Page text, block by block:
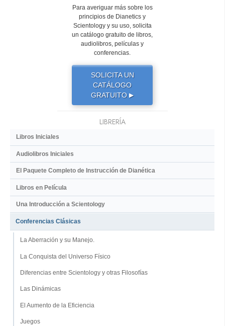
Para averiguar más sobre los
principios de Dianetics y
Scientology y su uso, solicita
un catálogo gratuito de libros,
audiolibros, películas y
conferencias.
SOLICITA UN
CATÁLOGO
GRATUITO ▶
LIBRERÍA
Libros Iniciales
Audiolibros Iniciales
El Paquete Completo de Instrucción de Dianética
Libros en Película
Una Introducción a Scientology
Conferencias Clásicas
La Aberración y su Manejo.
La Conquista del Universo Físico
Diferencias entre Scientology y otras Filosofías
Las Dinámicas
El Aumento de la Eficiencia
Juegos